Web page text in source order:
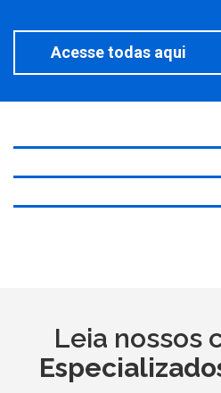
Acesse todas aqui
Leia nossos